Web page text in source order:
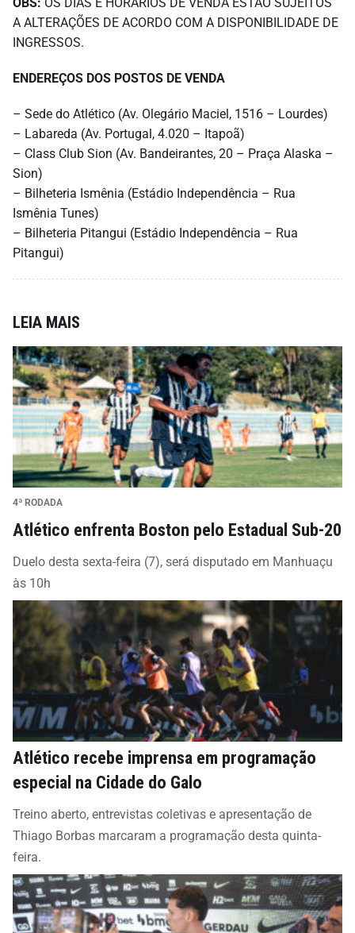
A ALTERAÇÕES DE ACORDO COM A DISPONIBILIDADE DE
INGRESSOS.
ENDEREÇOS DOS POSTOS DE VENDA
– Sede do Atlético (Av. Olegário Maciel, 1516 – Lourdes)
– Labareda (Av. Portugal, 4.020 – Itapoã)
– Class Club Sion (Av. Bandeirantes, 20 – Praça Alaska –
Sion)
– Bilheteria Ismênia (Estádio Independência – Rua
Ismênia Tunes)
– Bilheteria Pitangui (Estádio Independência – Rua
Pitangui)
LEIA MAIS
4ª RODADA
Atlético enfrenta Boston pelo Estadual Sub-20
Duelo desta sexta-feira (7), será disputado em Manhuaçu
às 10h
Atlético recebe imprensa em programação
especial na Cidade do Galo
Treino aberto, entrevistas coletivas e apresentação de
Thiago Borbas marcaram a programação desta quinta-
feira.